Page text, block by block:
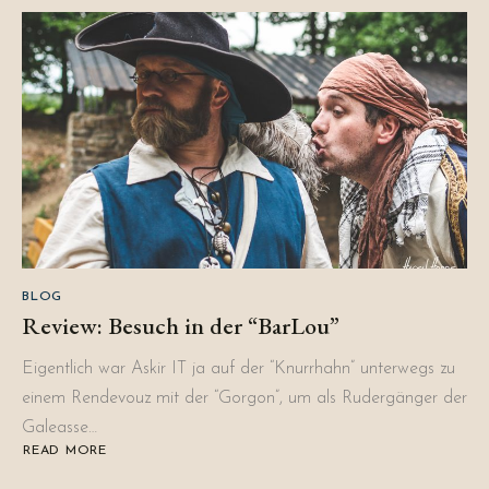
1.5
BLOG
Review: Besuch in der “BarLou”
Eigentlich war Askir IT ja auf der “Knurrhahn” unterwegs zu
einem Rendevouz mit der “Gorgon”, um als Rudergänger der
Galeasse…
READ MORE
ABOUT